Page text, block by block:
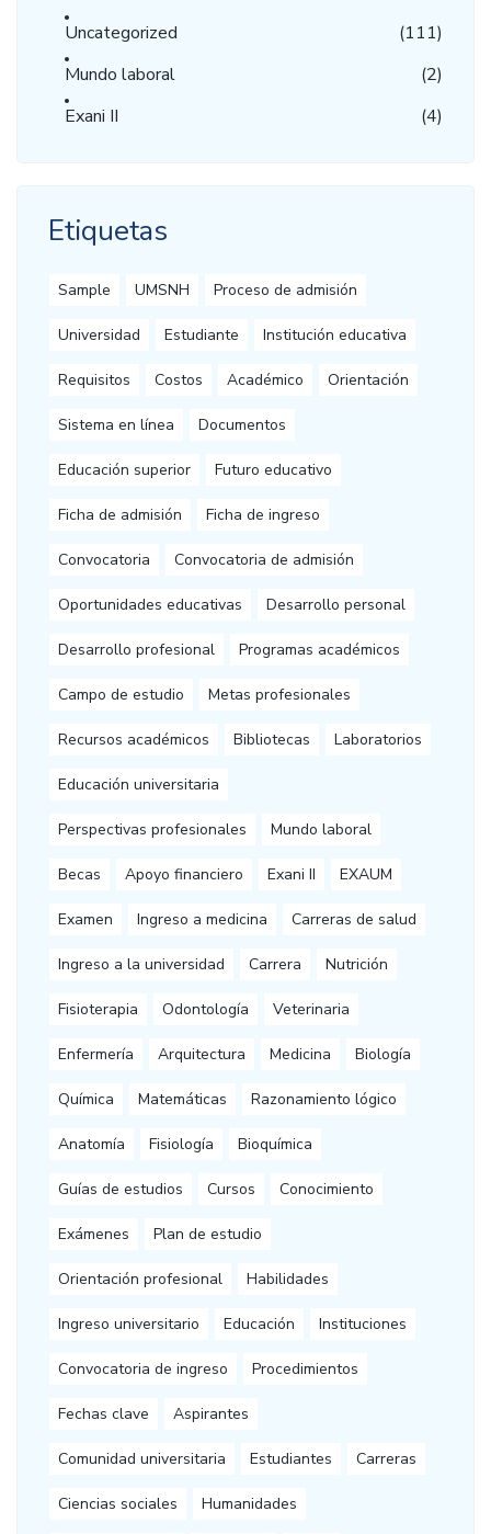
Uncategorized
(111)
Mundo laboral
(2)
Exani II
(4)
Etiquetas
Sample UMSNH Proceso de admisión
Universidad Estudiante Institución educativa
Requisitos Costos Académico Orientación
Sistema en línea Documentos
Educación superior Futuro educativo
Ficha de admisión Ficha de ingreso
Convocatoria Convocatoria de admisión
Oportunidades educativas Desarrollo personal
Desarrollo profesional Programas académicos
Campo de estudio Metas profesionales
Recursos académicos Bibliotecas Laboratorios
Educación universitaria
Perspectivas profesionales Mundo laboral
Becas Apoyo financiero Exani II EXAUM
Examen Ingreso a medicina Carreras de salud
Ingreso a la universidad Carrera Nutrición
Fisioterapia Odontología Veterinaria
Enfermería Arquitectura Medicina Biología
Química Matemáticas Razonamiento lógico
Anatomía Fisiología Bioquímica
Guías de estudios Cursos Conocimiento
Exámenes Plan de estudio
Orientación profesional Habilidades
Ingreso universitario Educación Instituciones
Convocatoria de ingreso Procedimientos
Fechas clave Aspirantes
Comunidad universitaria Estudiantes Carreras
Ciencias sociales Humanidades